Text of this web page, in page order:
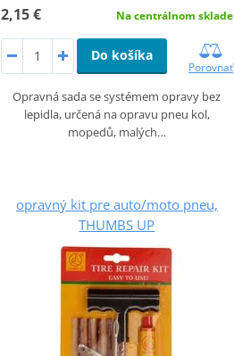
2,15 € Na centrálnom sklade
Do košíka
Porovnať
Opravná sada se systémem opravy bez
lepidla, určená na opravu pneu kol,
mopedů, malých…
opravný kit pre auto/moto pneu,
THUMBS UP